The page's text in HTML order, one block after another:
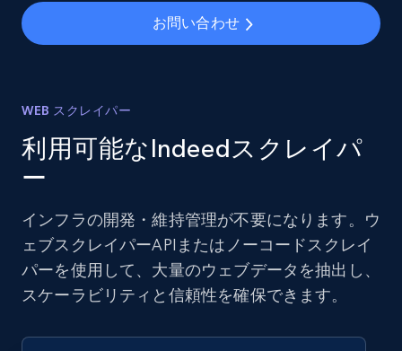
お問い合わせ
WEB スクレイパー
利用可能なIndeedスクレイパ
ー
インフラの開発・維持管理が不要になります。ウ
ェブスクレイパーAPIまたはノーコードスクレイ
パーを使用して、大量のウェブデータを抽出し、
スケーラビリティと信頼性を確保できます。